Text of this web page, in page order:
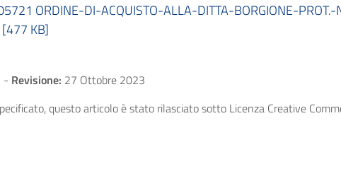
ORDINE-DI-ACQUISTO-ALLA-DITTA-BORGIONE-
KB]
- Revisione: 27 Ottobre 2023
questo articolo è stato rilasciato sotto Licenza Creative